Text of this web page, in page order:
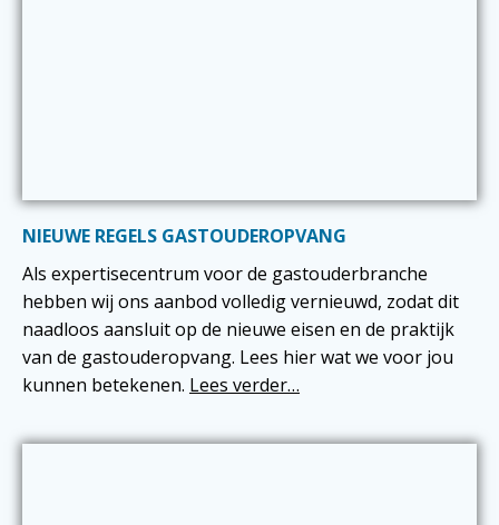
NIEUWE REGELS GASTOUDEROPVANG
Als expertisecentrum voor de gastouderbranche
hebben wij ons aanbod volledig vernieuwd, zodat dit
naadloos aansluit op de nieuwe eisen en de praktijk
van de gastouderopvang. Lees hier wat we voor jou
kunnen betekenen. Lees verder…